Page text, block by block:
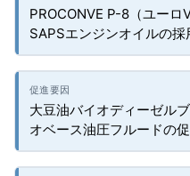
PROCONVE P-8（ユー
SAPSエンジンオイルの採
大豆油バイオディーゼル
オベース油圧フルードの